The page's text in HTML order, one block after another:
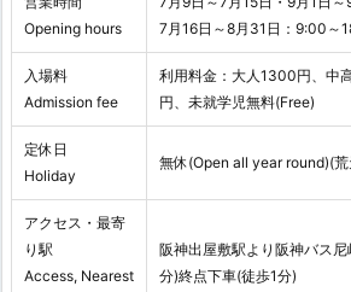
Opening hours
7月16日～8月31日：9:00～
入場料
Admission fee
利用料金：大人1300円、中
円、未就学児無料(Free)
定休日
Holiday
無休(Open all year round)(
アクセス・最寄
り駅
Access, Nearest
阪神出屋敷駅より阪神バス
分)終点下車(徒歩1分)